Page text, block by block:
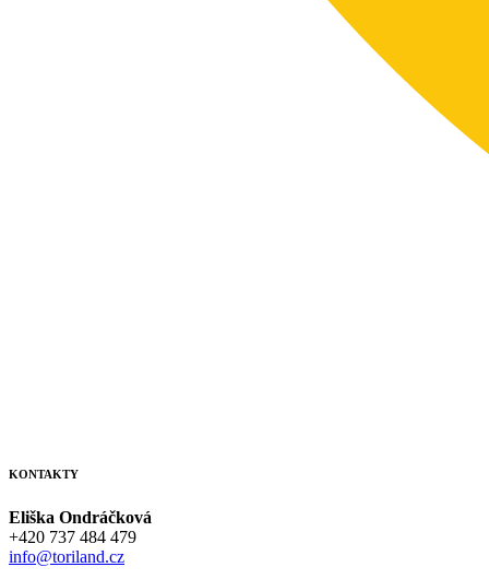
KONTAKTY
Eliška Ondráčková
+420 737 484 479
info@toriland.cz